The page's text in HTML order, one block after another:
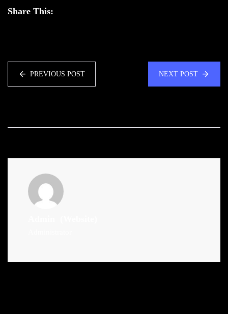
Share This:
PREVIOUS POST NEXT POST